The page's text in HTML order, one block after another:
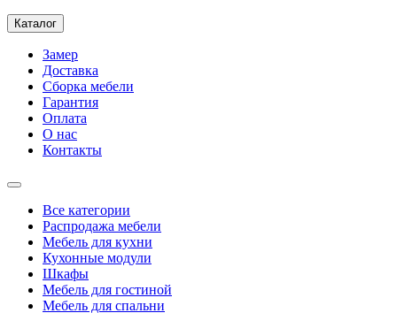
Каталог
Замер
Доставка
Сборка мебели
Гарантия
Оплата
О нас
Контакты
Все категории
Распродажа мебели
Мебель для кухни
Кухонные модули
Шкафы
Мебель для гостиной
Мебель для спальни